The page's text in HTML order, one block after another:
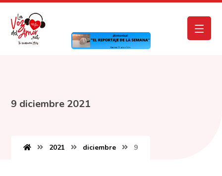
9 diciembre 2021
2021 diciembre 9